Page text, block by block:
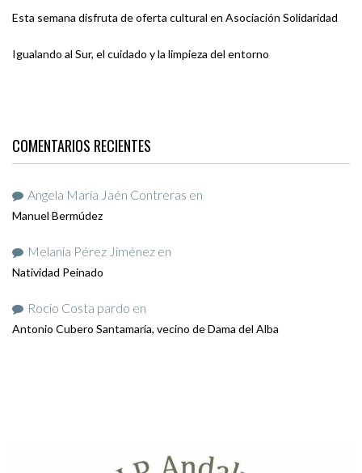
Esta semana disfruta de oferta cultural en Asociación Solidaridad
Igualando al Sur, el cuidado y la limpieza del entorno
COMENTARIOS RECIENTES
Angela María Jaén Contreras en
Manuel Bermúdez
Melania Pérez Jiménez en
Natividad Peinado
Rocio Costa pardo en
Antonio Cubero Santamaría, vecino de Dama del Alba